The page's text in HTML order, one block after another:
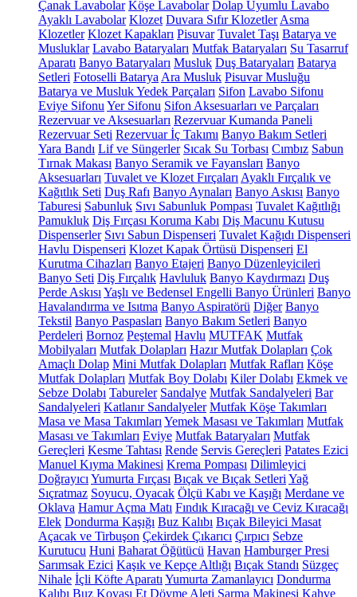
Çanak Lavabolar Köşe Lavabolar Dolap Uyumlu Lavabo
Ayaklı Lavabolar Klozet Duvara Sıfır Klozetler Asma
Klozetler Klozet Kapakları Pisuvar Tuvalet Taşı Batarya ve
Musluklar Lavabo Bataryaları Mutfak Bataryaları Su Tasarruf
Aparatı Banyo Bataryaları Musluk Duş Bataryaları Batarya
Setleri Fotoselli Batarya Ara Musluk Pisuvar Musluğu
Batarya ve Musluk Yedek Parçaları Sifon Lavabo Sifonu
Eviye Sifonu Yer Sifonu Sifon Aksesuarları ve Parçaları
Rezervuar ve Aksesuarları Rezervuar Kumanda Paneli
Rezervuar Seti Rezervuar İç Takımı Banyo Bakım Setleri
Yara Bandı Lif ve Süngerler Sıcak Su Torbası Cımbız Sabun
Tırnak Makası Banyo Seramik ve Fayansları Banyo
Aksesuarları Tuvalet ve Klozet Fırçaları Ayaklı Fırçalık ve
Kağıtlık Seti Duş Rafı Banyo Aynaları Banyo Askısı Banyo
Taburesi Sabunluk Sıvı Sabunluk Pompası Tuvalet Kağıtlığı
Pamukluk Diş Fırçası Koruma Kabı Diş Macunu Kutusu
Dispenserler Sıvı Sabun Dispenseri Tuvalet Kağıdı Dispenseri
Havlu Dispenseri Klozet Kapak Örtüsü Dispenseri El
Kurutma Cihazları Banyo Etajeri Banyo Düzenleyicileri
Banyo Seti Diş Fırçalık Havluluk Banyo Kaydırmazı Duş
Perde Askısı Yaşlı ve Bedensel Engelli Banyo Ürünleri Banyo
Havalandırma ve Isıtma Banyo Aspiratörü Diğer Banyo
Tekstil Banyo Paspasları Banyo Bakım Setleri Banyo
Perdeleri Bornoz Peştemal Havlu MUTFAK Mutfak
Mobilyaları Mutfak Dolapları Hazır Mutfak Dolapları Çok
Amaçlı Dolap Mini Mutfak Dolapları Mutfak Rafları Köşe
Mutfak Dolapları Mutfak Boy Dolabı Kiler Dolabı Ekmek ve
Sebze Dolabı Tabureler Sandalye Mutfak Sandalyeleri Bar
Sandalyeleri Katlanır Sandalyeler Mutfak Köşe Takımları
Masa ve Masa Takımları Yemek Masası ve Takımları Mutfak
Masası ve Takımları Eviye Mutfak Bataryaları Mutfak
Gereçleri Kesme Tahtası Rende Servis Gereçleri Patates Ezici
Manuel Kıyma Makinesi Krema Pompası Dilimleyici
Doğrayıcı Yumurta Fırçası Bıçak ve Bıçak Setleri Yağ
Sıçratmaz Soyucu, Oyacak Ölçü Kabı ve Kaşığı Merdane ve
Oklava Hamur Açma Matı Fındık Kıracağı ve Ceviz Kıracağı
Elek Dondurma Kaşığı Buz Kalıbı Bıçak Bileyici Masat
Açacak ve Tirbuşon Çekirdek Çıkarıcı Çırpıcı Sebze
Kurutucu Huni Baharat Öğütücü Havan Hamburger Presi
Sarımsak Ezici Kaşık ve Kepçe Altlığı Bıçak Standı Süzgeç
Nihale İçli Köfte Aparatı Yumurta Zamanlayıcı Dondurma
Kalıbı Buz Kovası Et Dövme Aleti Sarma Makinesi Kahve